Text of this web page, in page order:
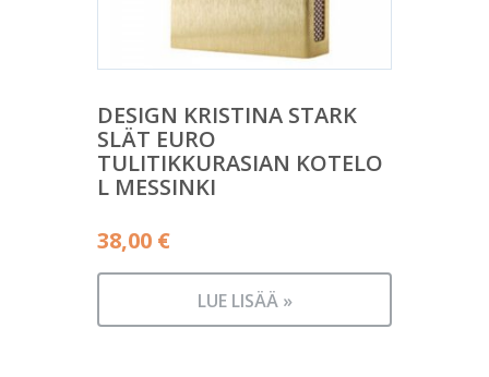
DESIGN KRISTINA STARK
SLÄT EURO
TULITIKKURASIAN KOTELO
L MESSINKI
38,00 €
LUE LISÄÄ »